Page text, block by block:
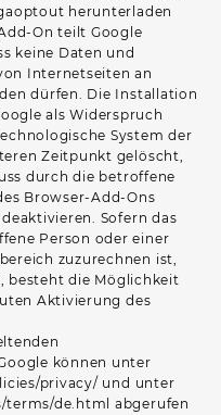
herunterladen
On teilt Google
keine Daten und
Internetseiten an
dürfen. Die Installation
als Widerspruch
System der
Zeitpunkt gelöscht,
durch die betroffene
Browser-Add-Ons
Sofern das
Person oder einer
zuzurechnen ist,
besteht die Möglichkeit
Aktivierung des
können unter
privacy/ und unter
de.html abgerufen